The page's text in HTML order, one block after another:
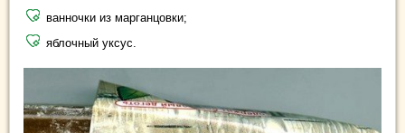
ванночки из марганцовки;
яблочный уксус.